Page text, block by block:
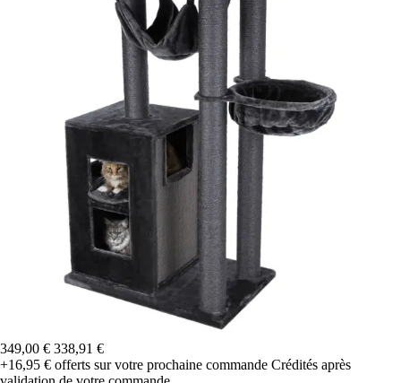
349,00 € 338,91 €
+16,95 € offerts sur votre prochaine commande Crédités après